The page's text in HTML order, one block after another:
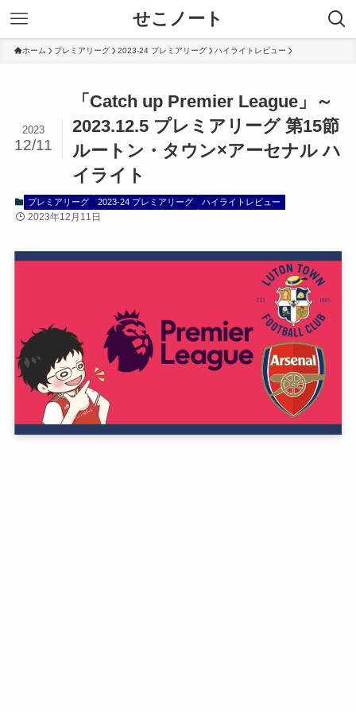
せこノート
ホーム プレミアリーグ 2023-24 プレミアリーグ ハイライトレビュー
「Catch up Premier League」～
2023.12.5 プレミアリーグ 第15節
ルートン・タウン×アーセナル ハ
イライト
2023
12/11
プレミアリーグ 2023-24 プレミアリーグ ハイライトレビュー
2023年12月11日